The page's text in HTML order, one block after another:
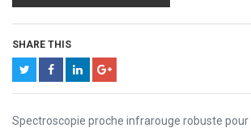
SHARE THIS
Spectroscopie proche infrarouge robuste